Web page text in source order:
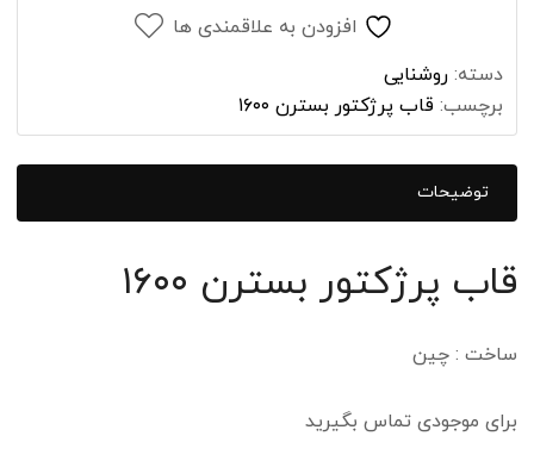
افزودن به علاقمندی ها
دسته: روشنایی
برچسب: قاب پرژکتور بسترن ۱۶۰۰
توضیحات
قاب پرژکتور بسترن ۱۶۰۰
ساخت : چین
برای موجودی تماس بگیرید